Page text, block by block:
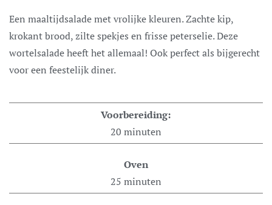
Een maaltijdsalade met vrolijke kleuren. Zachte kip,
krokant brood, zilte spekjes en frisse peterselie. Deze
wortelsalade heeft het allemaal! Ook perfect als bijgerecht
voor een feestelijk diner.
Voorbereiding:
20 minuten
Oven
25 minuten